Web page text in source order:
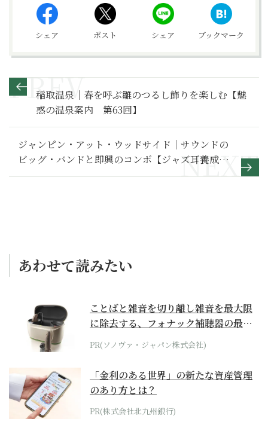
シェア ポスト シェア ブックマーク
稲取温泉｜春を呼ぶ雛のつるし飾りを楽しむ【魅
惑の温泉案内 第63回】
ジャンピン・アット・ウッドサイド｜サウンドの
ビッグ・バンドと即興のコンボ【ジャズ耳養成マ
ガジン JAZZ100年】第23巻より
あわせて読みたい
ことばと雑音を切り離し雑音を最大限
に除去する、フォナック補聴器の最上
位モデル
PR(ソノヴァ・ジャパン株式会社)
「金利のある世界」の新たな資産管理
のあり方とは？
PR(株式会社北九州銀行)